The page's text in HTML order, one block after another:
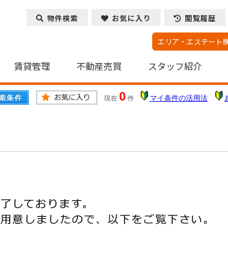
物件検索 お気に入り 閲覧履歴
エリア・エステート
賃貸管理 不動産売買 スタッフ紹介
現在 0 件 マイ条件の活用法